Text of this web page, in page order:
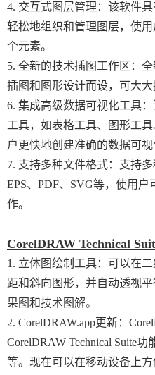
4. 交互式图层管理：该软件
轻松地组织和管理图层，使
个元素。
5. 全新的技术插图工作区：
插图和图形设计而设，可大大
6. 集成高级数据可视化工具
工具，如表格工具、图形工
户更快地创建准确的数据可视
7. 支持多种文件格式：支持
EPS、PDF、SVG等，使用
作。
CorelDRAW Technical
1. 立体图绘制工具：可以在
距和斜向图形，并自动透视
果图和技术图解。
2. CorelDRAW.app更新：
CorelDRAW Technical Suite
等。现在可以在移动设备上方